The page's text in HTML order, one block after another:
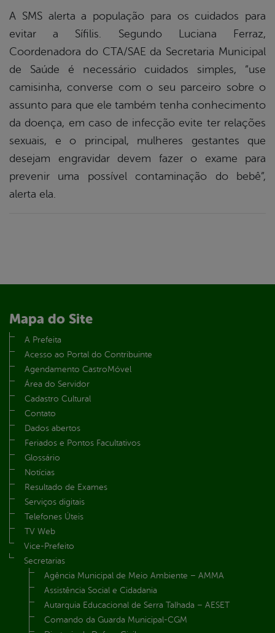
A SMS alerta a população para os cuidados para
evitar a Sífilis. Segundo Luciana Ferraz,
Coordenadora do CTA/SAE da Secretaria Municipal
de Saúde é necessário cuidados simples, “use
camisinha, converse com o seu parceiro sobre o
assunto para que ele também tenha conhecimento
da doença, em caso de infecção evite ter relações
sexuais, e o principal, mulheres gestantes que
desejam engravidar devem fazer o exame para
prevenir uma possível contaminação do bebê”,
alerta ela.
Mapa do Site
A Prefeita
Acesso ao Portal do Contribuinte
Agendamento CastroMóvel
Área do Servidor
Cadastro Cultural
Contato
Dados abertos
Feriados e Pontos Facultativos
Glossário
Notícias
Resultado de Exames
Serviços digitais
Telefones Úteis
TV Web
Vice-Prefeito
Secretarias
Agência Municipal de Meio Ambiente – AMMA
Assistência Social e Cidadania
Autarquia Educacional de Serra Talhada – AESET
Comando da Guarda Municipal-CGM